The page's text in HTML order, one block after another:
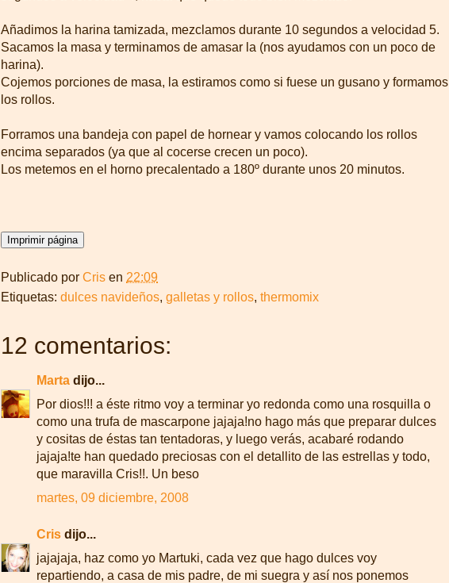
Añadimos la harina tamizada, mezclamos durante 10 segundos a velocidad 5.
Sacamos la masa y terminamos de amasar la (nos ayudamos con un poco de
harina).
Cojemos porciones de masa, la estiramos como si fuese un gusano y formamos
los rollos.
Forramos una bandeja con papel de hornear y vamos colocando los rollos
encima separados (ya que al cocerse crecen un poco).
Los metemos en el horno precalentado a 180º durante unos 20 minutos.
Publicado por Cris en 22:09
Etiquetas: dulces navideños, galletas y rollos, thermomix
12 comentarios:
Marta dijo...
Por dios!!! a éste ritmo voy a terminar yo redonda como una rosquilla o
como una trufa de mascarpone jajaja!no hago más que preparar dulces
y cositas de éstas tan tentadoras, y luego verás, acabaré rodando
jajaja!te han quedado preciosas con el detallito de las estrellas y todo,
que maravilla Cris!!. Un beso
martes, 09 diciembre, 2008
Cris dijo...
jajajaja, haz como yo Martuki, cada vez que hago dulces voy
repartiendo, a casa de mis padre, de mi suegra y así nos ponemos